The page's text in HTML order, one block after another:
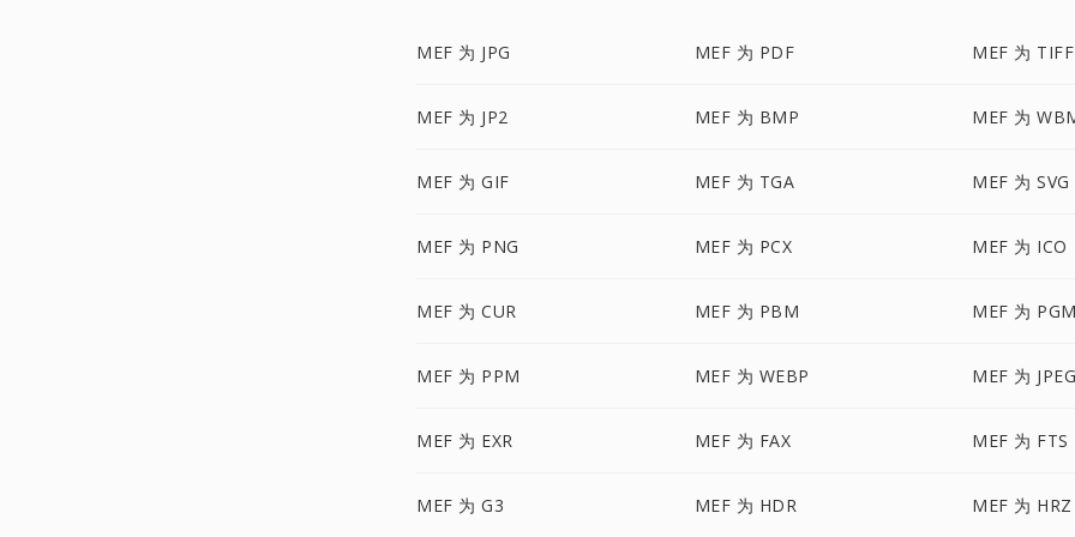
MEF 为 JPG MEF 为 PDF MEF 为 TIFF
MEF 为 JP2 MEF 为 BMP MEF 为
MEF 为 GIF MEF 为 TGA MEF 为 SVG
MEF 为 PNG MEF 为 PCX MEF 为 ICO
MEF 为 CUR MEF 为 PBM MEF 为 PGM
MEF 为 PPM MEF 为 WEBP MEF 为 JPEG
MEF 为 EXR MEF 为 FAX MEF 为 FTS
MEF 为 G3 MEF 为 HDR MEF 为 HRZ